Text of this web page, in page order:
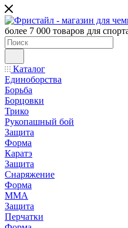
более 7 000 товаров для
Каталог
Единоборства
Борьба
Борцовки
Трико
Рукопашный бой
Защита
Форма
Каратэ
Защита
Снаряжение
Форма
ММА
Защита
Перчатки